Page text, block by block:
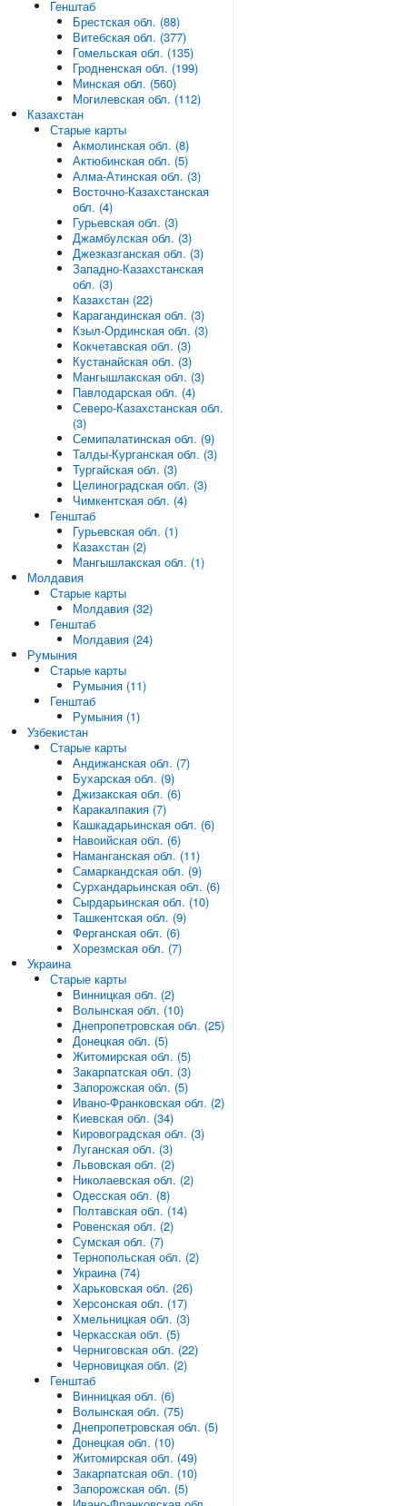
Генштаб
Брестская обл. (88)
Витебская обл. (377)
Гомельская обл. (135)
Гродненская обл. (199)
Минская обл. (560)
Могилевская обл. (112)
Казахстан
Старые карты
Акмолинская обл. (8)
Актюбинская обл. (5)
Алма-Атинская обл. (3)
Восточно-Казахстанская
обл. (4)
Гурьевская обл. (3)
Джамбулская обл. (3)
Джезказганская обл. (3)
Западно-Казахстанская
обл. (3)
Казахстан (22)
Карагандинская обл. (3)
Кзыл-Ординская обл. (3)
Кокчетавская обл. (3)
Кустанайская обл. (3)
Мангышлакская обл. (3)
Павлодарская обл. (4)
Северо-Казахстанская обл.
(3)
Семипалатинская обл. (9)
Талды-Курганская обл. (3)
Тургайская обл. (3)
Целиноградская обл. (3)
Чимкентская обл. (4)
Генштаб
Гурьевская обл. (1)
Казахстан (2)
Мангышлакская обл. (1)
Молдавия
Старые карты
Молдавия (32)
Генштаб
Молдавия (24)
Румыния
Старые карты
Румыния (11)
Генштаб
Румыния (1)
Узбекистан
Старые карты
Андижанская обл. (7)
Бухарская обл. (9)
Джизакская обл. (6)
Каракалпакия (7)
Кашкадарьинская обл. (6)
Навоийская обл. (6)
Наманганская обл. (11)
Самаркандская обл. (9)
Сурхандарьинская обл. (6)
Сырдарьинская обл. (10)
Ташкентская обл. (9)
Ферганская обл. (6)
Хорезмская обл. (7)
Украина
Старые карты
Винницкая обл. (2)
Волынская обл. (10)
Днепропетровская обл. (25)
Донецкая обл. (5)
Житомирская обл. (5)
Закарпатская обл. (3)
Запорожская обл. (5)
Ивано-Франковская обл. (2)
Киевская обл. (34)
Кировоградская обл. (3)
Луганская обл. (3)
Львовская обл. (2)
Николаевская обл. (2)
Одесская обл. (8)
Полтавская обл. (14)
Ровенская обл. (2)
Сумская обл. (7)
Тернопольская обл. (2)
Украина (74)
Харьковская обл. (26)
Херсонская обл. (17)
Хмельницкая обл. (3)
Черкасская обл. (5)
Черниговская обл. (22)
Черновицкая обл. (2)
Генштаб
Винницкая обл. (6)
Волынская обл. (75)
Днепропетровская обл. (5)
Донецкая обл. (10)
Житомирская обл. (49)
Закарпатская обл. (10)
Запорожская обл. (5)